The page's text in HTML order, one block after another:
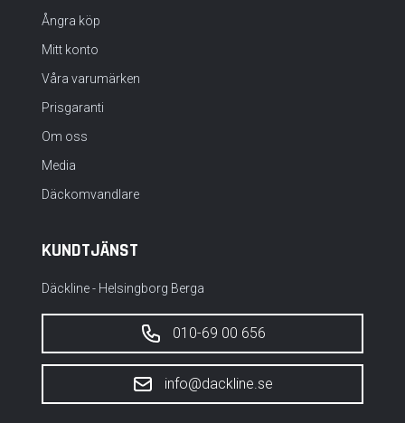
Ångra köp
Mitt konto
Våra varumärken
Prisgaranti
Om oss
Media
Däckomvandlare
KUNDTJÄNST
Däckline - Helsingborg Berga
010-69 00 656
info@dackline.se